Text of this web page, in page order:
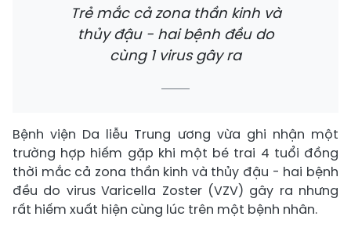
Trẻ mắc cả zona thần kinh và
thủy đậu - hai bệnh đều do
cùng 1 virus gây ra
Bệnh viện Da liễu Trung ương vừa ghi nhận một
trường hợp hiếm gặp khi một bé trai 4 tuổi đồng
thời mắc cả zona thần kinh và thủy đậu - hai bệnh
đều do virus Varicella Zoster (VZV) gây ra nhưng
rất hiếm xuất hiện cùng lúc trên một bệnh nhân.